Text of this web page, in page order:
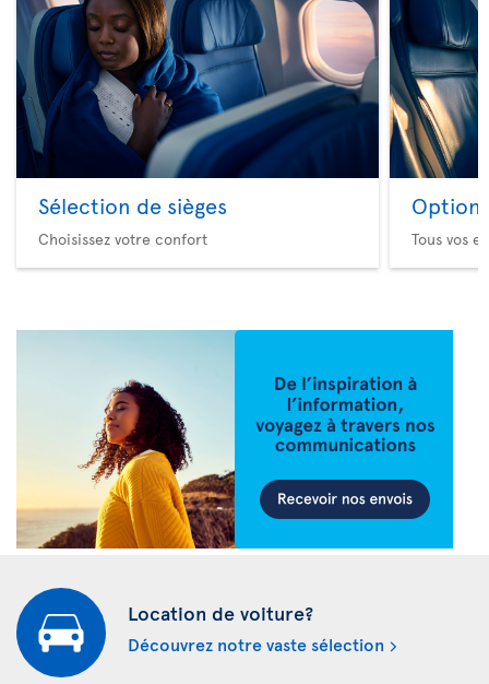
Sélection de sièges
Choisissez votre confort
Option
Tous vos
Location de voiture?
Découvrez notre vaste sélection